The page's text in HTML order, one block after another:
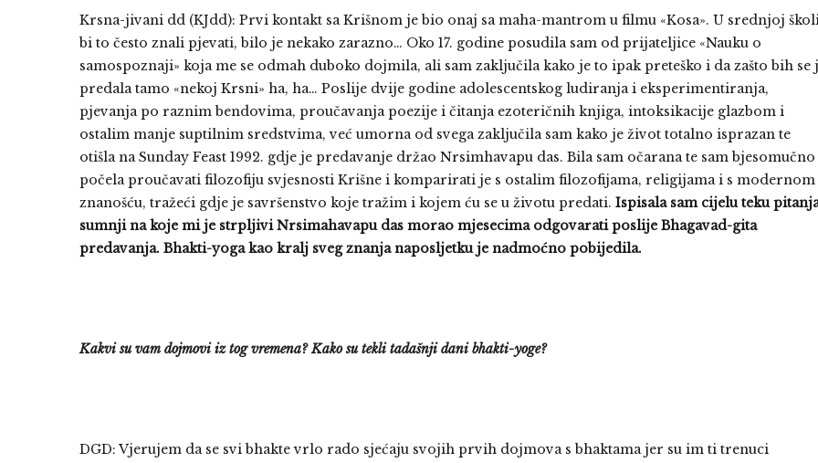
Krsna-jivani dd (KJdd): Prvi kontakt sa Krišnom je bio onaj sa maha-mantrom u filmu «Kosa». U srednjoj
bi to često znali pjevati, bilo je nekako zarazno… Oko 17. godine posudila sam od prijateljice «Nauku o
samospoznaji» koja me se odmah duboko dojmila, ali sam zaključila kako je to ipak preteško i da zašto bih se
predala tamo «nekoj Krsni» ha, ha… Poslije dvije godine adolescentskog ludiranja i eksperimentiranja,
pjevanja po raznim bendovima, proučavanja poezije i čitanja ezoteričnih knjiga, intoksikacije glazbom i
ostalim manje suptilnim sredstvima, već umorna od svega zaključila sam kako je život totalno isprazan te
otišla na Sunday Feast 1992. gdje je predavanje držao Nrsimhavapu das. Bila sam očarana te sam bjesomučno
počela proučavati filozofiju svjesnosti Krišne i komparirati je s ostalim filozofijama, religijama i s modernom
znanošću, tražeći gdje je savršenstvo koje tražim i kojem ću se u životu predati. Ispisala sam cijelu teku
sumnji na koje mi je strpljivi Nrsimahavapu das morao mjesecima odgovarati poslije Bhagavad-gita
predavanja. Bhakti-yoga kao kralj sveg znanja naposljetku je nadmoćno pobijedila.
Kakvi su vam dojmovi iz tog vremena? Kako su tekli tadašnji dani bhakti-yoge?
DGD: Vjerujem da se svi bhakte vrlo rado sjećaju svojih prvih dojmova s bhaktama jer su im ti trenuci